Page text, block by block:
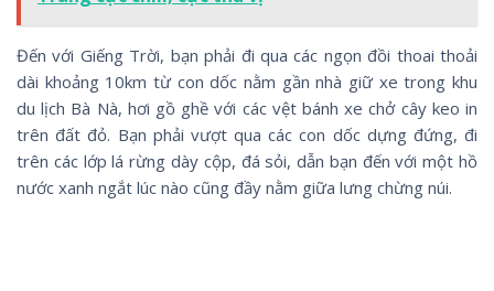
Đến với Giếng Trời, bạn phải đi qua các ngọn đồi thoai thoải
dài khoảng 10km từ con dốc nằm gần nhà giữ xe trong khu
du lịch Bà Nà, hơi gồ ghề với các vệt bánh xe chở cây keo in
trên đất đỏ. Bạn phải vượt qua các con dốc dựng đứng, đi
trên các lớp lá rừng dày cộp, đá sỏi, dẫn bạn đến với một hồ
nước xanh ngắt lúc nào cũng đầy nằm giữa lưng chừng núi.